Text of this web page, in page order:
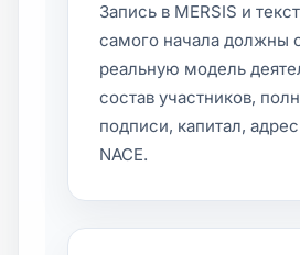
Запись в MERSIS и
самого начала должны
реальную модель
состав участников,
подписи, капитал,
NACE.